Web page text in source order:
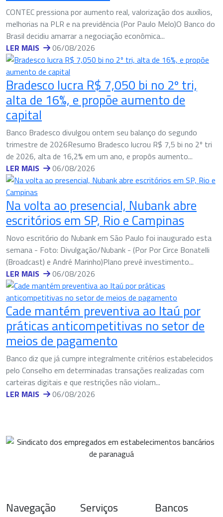
CONTEC pressiona por aumento real, valorização dos auxílios,
melhorias na PLR e na previdência (Por Paulo Melo)O Banco do
Brasil decidiu amarrar a negociação econômica...
LER MAIS
06/08/2026
Bradesco lucra R$ 7,050 bi no 2º tri,
alta de 16%, e propõe aumento de
capital
Banco Bradesco divulgou ontem seu balanço do segundo
trimestre de 2026Resumo Bradesco lucrou R$ 7,5 bi no 2º tri
de 2026, alta de 16,2% em um ano, e propôs aumento...
LER MAIS
06/08/2026
Na volta ao presencial, Nubank abre
escritórios em SP, Rio e Campinas
Novo escritório do Nubank em São Paulo foi inaugurado esta
semana - Foto: Divulgação/Nubank - (Por Por Circe Bonatelli
(Broadcast) e André Marinho)Plano prevê investimento...
LER MAIS
06/08/2026
Cade mantém preventiva ao Itaú por
práticas anticompetitivas no setor de
meios de pagamento
Banco diz que já cumpre integralmente critérios estabelecidos
pelo Conselho em determinadas transações realizadas com
carteiras digitais e que restrições não violam...
LER MAIS
06/08/2026
Navegação Serviços Bancos